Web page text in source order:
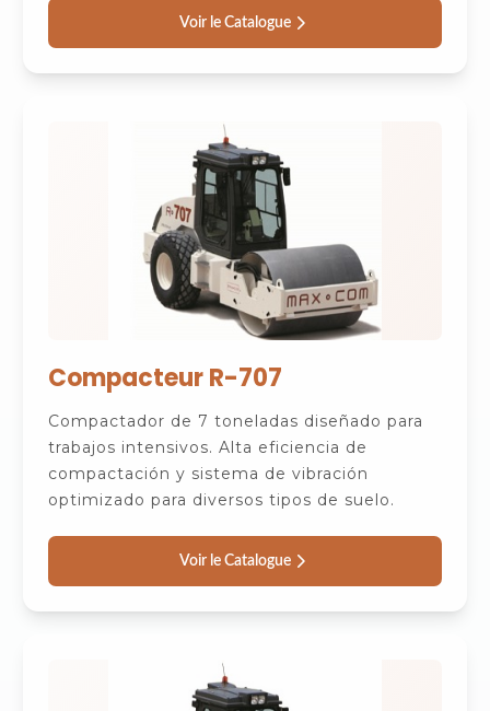
Voir le Catalogue
Compacteur R-707
Compactador de 7 toneladas diseñado para
trabajos intensivos. Alta eficiencia de
compactación y sistema de vibración
optimizado para diversos tipos de suelo.
Voir le Catalogue